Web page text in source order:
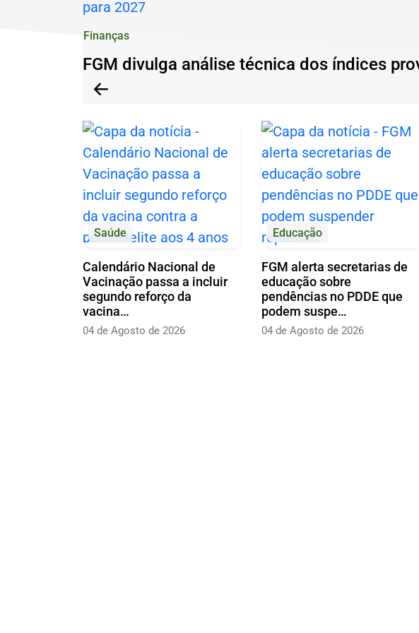
Ir
para
o
rodapé
Finanças
FGM divulga análise técnica dos índices
Anterior
Saúde
Calendário Nacional de
Vacinação passa a incluir
segundo reforço da
vacina…
04 de Agosto de 2026
Educação
FGM alerta secretarias de
educação sobre
pendências no PDDE que
podem suspe…
04 de Agosto de 2026